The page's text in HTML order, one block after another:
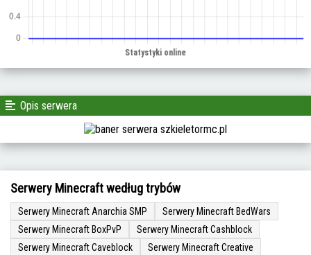
Opis serwera
Serwery Minecraft według trybów
Serwery Minecraft Anarchia SMP
Serwery Minecraft BedWars
Serwery Minecraft BoxPvP
Serwery Minecraft Cashblock
Serwery Minecraft Caveblock
Serwery Minecraft Creative